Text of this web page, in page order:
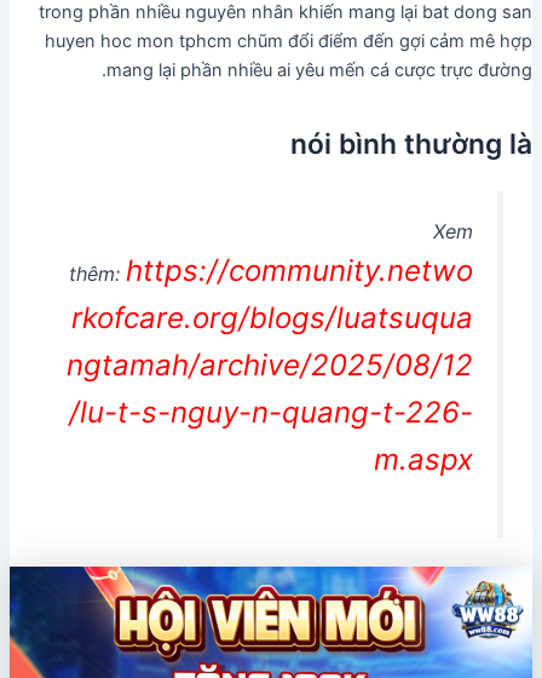
trong phần nhiều nguyên nhân khiến mang lại bat dong san
huyen hoc mon tphcm chũm đổi điểm đến gợi cảm mê hợp
mang lại phần nhiều ai yêu mến cá cược trực đường.
nói bình thường là
Xem
thêm: https://community.netwo
rkofcare.org/blogs/luatsuqua
ngtamah/archive/2025/08/12
/lu-t-s-nguy-n-quang-t-226-
m.aspx